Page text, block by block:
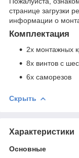
странице загрузки
информации о
Комплектация
2x монтажных
8x винтов с
6x саморезов
Скрыть
Характеристики
Основные